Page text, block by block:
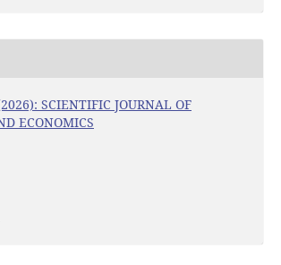
SCIENTIFIC JOURNAL OF
ECONOMICS